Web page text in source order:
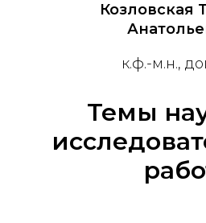
Козловская
к.ф.-м.н.,
Темы